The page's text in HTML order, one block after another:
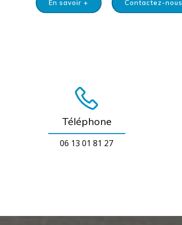
En savoir + Contactez-nous
Téléphone
06 13 01 81 27